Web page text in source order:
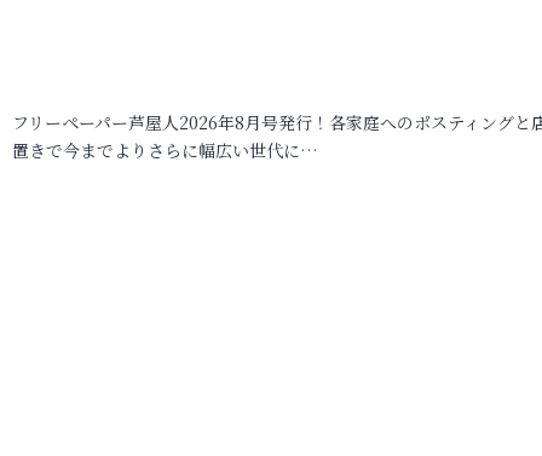
フリーペーパー芦屋人2026年8月号発行！各家庭へのポスティングと
置きで今までよりさらに幅広い世代に…